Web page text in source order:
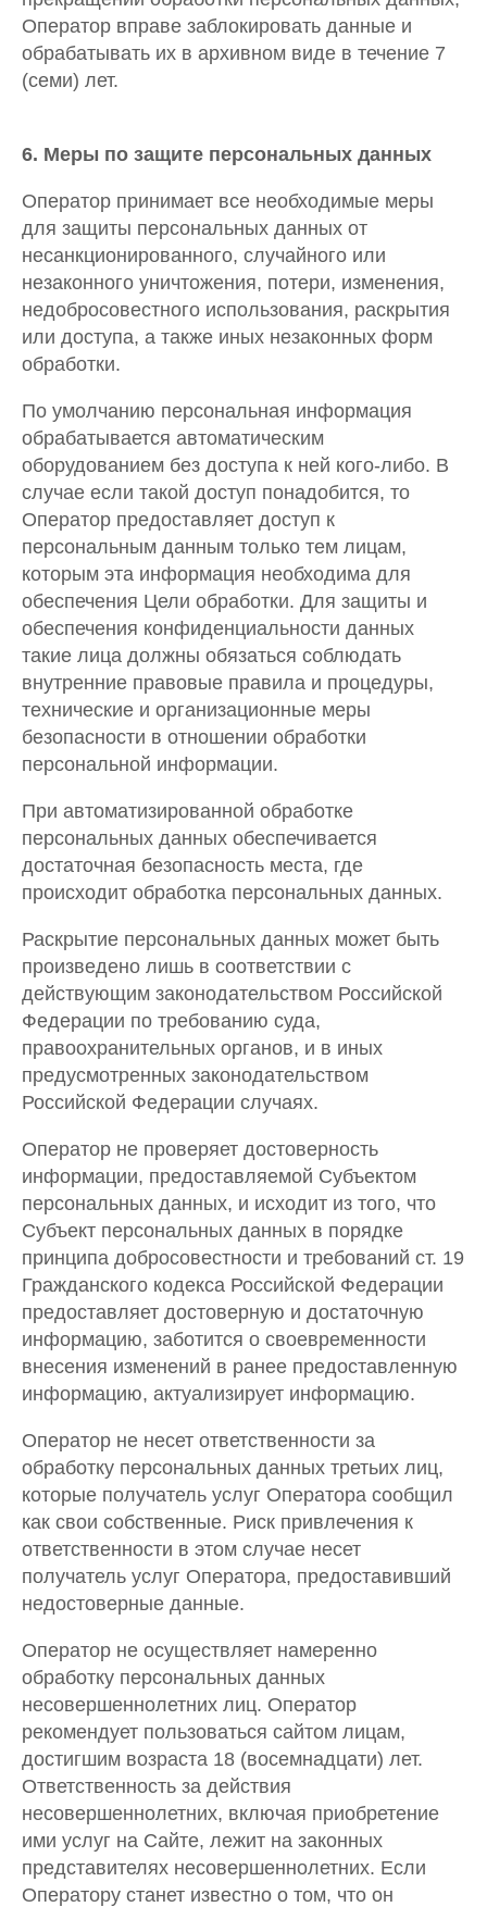
Оператор вправе заблокировать данные и
обрабатывать их в архивном виде в течение 7
(семи) лет.
6. Меры по защите персональных данных
Оператор принимает все необходимые меры
для защиты персональных данных от
несанкционированного, случайного или
незаконного уничтожения, потери, изменения,
недобросовестного использования, раскрытия
или доступа, а также иных незаконных форм
обработки.
По умолчанию персональная информация
обрабатывается автоматическим
оборудованием без доступа к ней кого-либо. В
случае если такой доступ понадобится, то
Оператор предоставляет доступ к
персональным данным только тем лицам,
которым эта информация необходима для
обеспечения Цели обработки. Для защиты и
обеспечения конфиденциальности данных
такие лица должны обязаться соблюдать
внутренние правовые правила и процедуры,
технические и организационные меры
безопасности в отношении обработки
персональной информации.
При автоматизированной обработке
персональных данных обеспечивается
достаточная безопасность места, где
происходит обработка персональных данных.
Раскрытие персональных данных может быть
произведено лишь в соответствии с
действующим законодательством Российской
Федерации по требованию суда,
правоохранительных органов, и в иных
предусмотренных законодательством
Российской Федерации случаях.
Оператор не проверяет достоверность
информации, предоставляемой Субъектом
персональных данных, и исходит из того, что
Субъект персональных данных в порядке
принципа добросовестности и требований ст. 19
Гражданского кодекса Российской Федерации
предоставляет достоверную и достаточную
информацию, заботится о своевременности
внесения изменений в ранее предоставленную
информацию, актуализирует информацию.
Оператор не несет ответственности за
обработку персональных данных третьих лиц,
которые получатель услуг Оператора сообщил
как свои собственные. Риск привлечения к
ответственности в этом случае несет
получатель услуг Оператора, предоставивший
недостоверные данные.
Оператор не осуществляет намеренно
обработку персональных данных
несовершеннолетних лиц. Оператор
рекомендует пользоваться сайтом лицам,
достигшим возраста 18 (восемнадцати) лет.
Ответственность за действия
несовершеннолетних, включая приобретение
ими услуг на Сайте, лежит на законных
представителях несовершеннолетних. Если
Оператору станет известно о том, что он